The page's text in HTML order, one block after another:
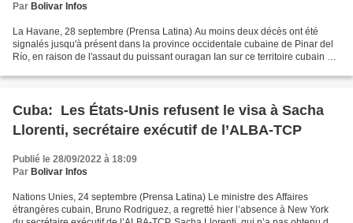
Par Bolivar Infos
La Havane, 28 septembre (Prensa Latina) Au moins deux décès ont été
signalés jusqu'à présent dans la province occidentale cubaine de Pinar del
Río, en raison de l'assaut du puissant ouragan Ian sur ce territoire cubain ce
Cuba: Les États-Unis refusent le visa à Sacha
Llorenti, secrétaire exécutif de l’ALBA-TCP
Publié le 28/09/2022 à 18:09
Par Bolivar Infos
Nations Unies, 24 septembre (Prensa Latina) Le ministre des Affaires
étrangères cubain, Bruno Rodriguez, a regretté hier l’absence à New York